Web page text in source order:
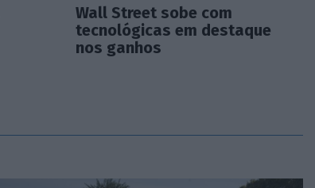
Wall Street sobe com
tecnológicas em destaque
nos ganhos